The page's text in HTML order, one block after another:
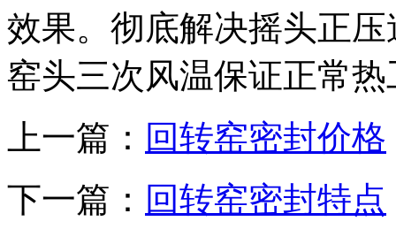
效果。彻底解决摇头正
窑头三次风温保证正常
上一篇： ​回转窑密封价格
下一篇： ​回转窑密封特点